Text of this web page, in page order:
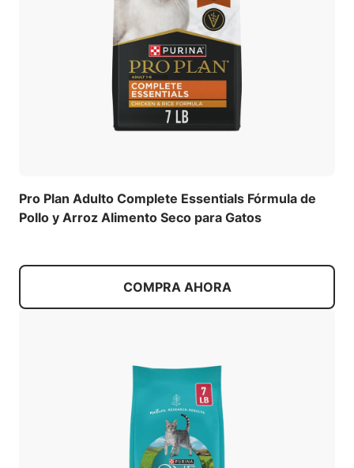
Pro Plan Adulto Complete Essentials Fórmula de
Pollo y Arroz Alimento Seco para Gatos
COMPRA AHORA